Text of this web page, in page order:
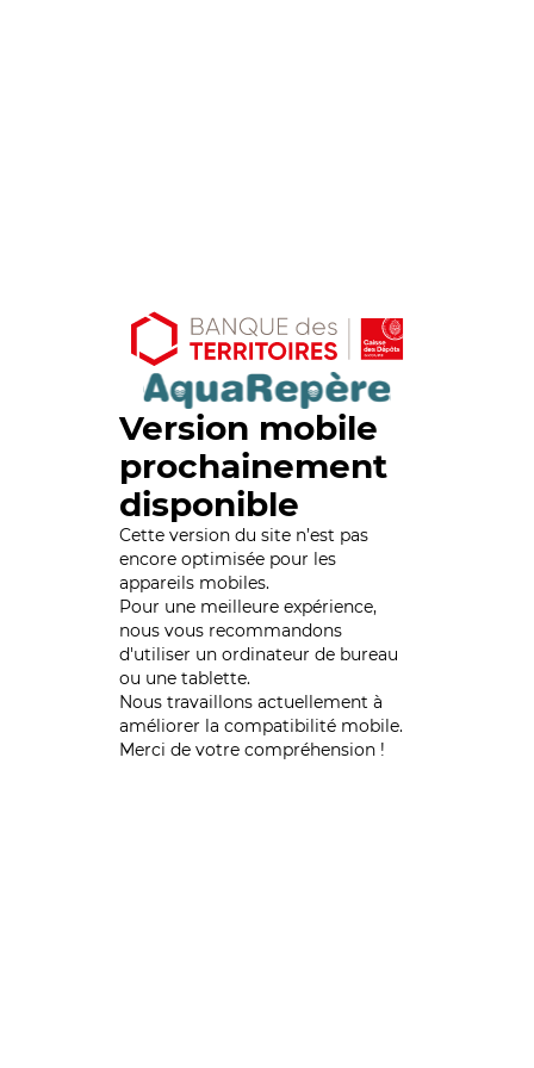
Version mobile
prochainement
disponible
Cette version du site n’est pas
encore optimisée pour les
appareils mobiles.
Pour une meilleure expérience,
nous vous recommandons
d'utiliser un ordinateur de bureau
ou une tablette.
Nous travaillons actuellement à
améliorer la compatibilité mobile.
Merci de votre compréhension !